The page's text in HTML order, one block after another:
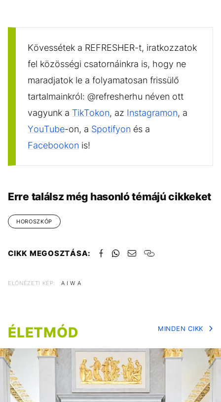
Kövessétek a REFRESHER-t, iratkozzatok
fel közösségi csatornáinkra is, hogy ne
maradjatok le a folyamatosan frissülő
tartalmainkról: @refresherhu néven ott
vagyunk a TikTokon, az Instagramon, a
YouTube-on, a Spotifyon és a
Facebookon is!
Erre találsz még hasonló témájú cikkeket
HOROSZKÓP
CIKK MEGOSZTÁSA:
ELŐNÉZETI KÉP: A I W A
ÉLETMÓD MINDEN CIKK